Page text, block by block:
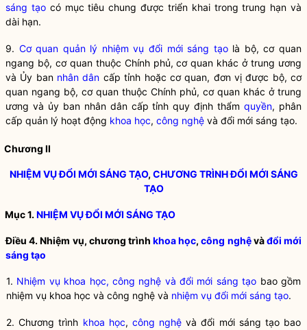
sáng tạocó mục tiêu chung được triển khai trong trung hạn và
dài hạn.
9. Cơ quan quản lý nhiệm vụ đổi mới sáng tạolà bộ, cơ quan
ngang bộ, cơ quan thuộc Chính phủ, cơ quan khác ở trung ương
và Ủy ban nhân dân cấp tỉnh hoặc cơ quan, đơn vị được bộ, cơ
quan ngang bộ, cơ quan thuộc Chính phủ, cơ quan khác ở trung
ương và ủy ban nhân dâncấp tỉnh quy định thẩmquyền, phân
cấp quản lý hoạt động khoa học, công nghệ và đổi mới sáng tạo.
Chương II
NHIỆM VỤ ĐỔI MỚI SÁNG TẠO, CHƯƠNG TRÌNH ĐỔI MỚI SÁNG
TẠO
Mục 1.NHIỆM VỤ ĐỔI MỚI SÁNG TẠO
Điều 4. Nhiệm vụ, chương trình khoa học,công nghệvàđổi mới
sáng tạo
1. Nhiệm vụ khoa học, công nghệ và đổi mới sáng tạo bao gồm
nhiệm vụ khoa học và công nghệ và nhiệm vụ đổi mới sáng tạo.
2. Chương trình khoa học, công nghệ và đổi mới sáng tạo bao